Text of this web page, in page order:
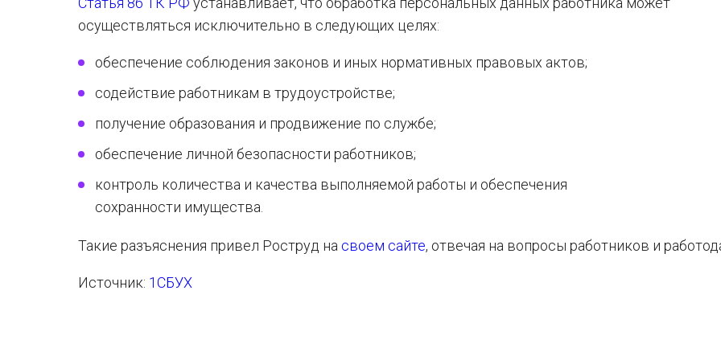
осуществляться исключительно в следующих целях:
обеспечение соблюдения законов и иных нормативных правовых актов;
содействие работникам в трудоустройстве;
получение образования и продвижение по службе;
обеспечение личной безопасности работников;
контроль количества и качества выполняемой работы и обеспечения
сохранности имущества.
Такие разъяснения привел Роструд на своем сайте, отвечая на вопросы работников и
Источник: 1СБУХ